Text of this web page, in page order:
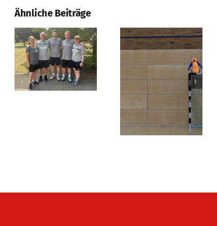
Ähnliche Beiträge
Prüfungswochenende
in Strausberg!